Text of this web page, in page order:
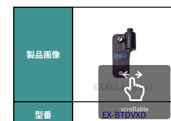
製品画像
型番 EX-BTDVXD
scrollable